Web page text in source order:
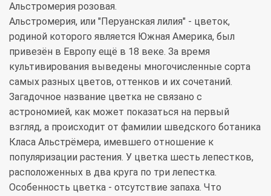
Альстромерия розовая.
Альстромерия, или "Перуанская лилия" - цветок,
родиной которого является Южная Америка, был
привезён в Европу ещё в 18 веке. За время
культивирования выведены многочисленные сорта
самых разных цветов, оттенков и их сочетаний.
Загадочное название цветка не связано с
астрономией, как может показаться на первый
взгляд, а происходит от фамилии шведского ботаника
Класа Альстрёмера, имевшего отношение к
популяризации растения. У цветка шесть лепестков,
расположенных в два круга по три лепестка.
Особенность цветка - отсутствие запаха. Что